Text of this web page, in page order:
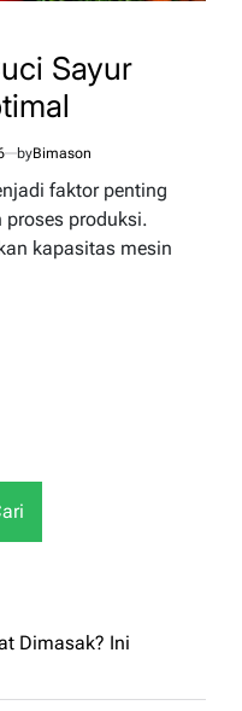
Sayur
byBimason
faktor penting
produksi.
kapasitas mesin
Dimasak? Ini